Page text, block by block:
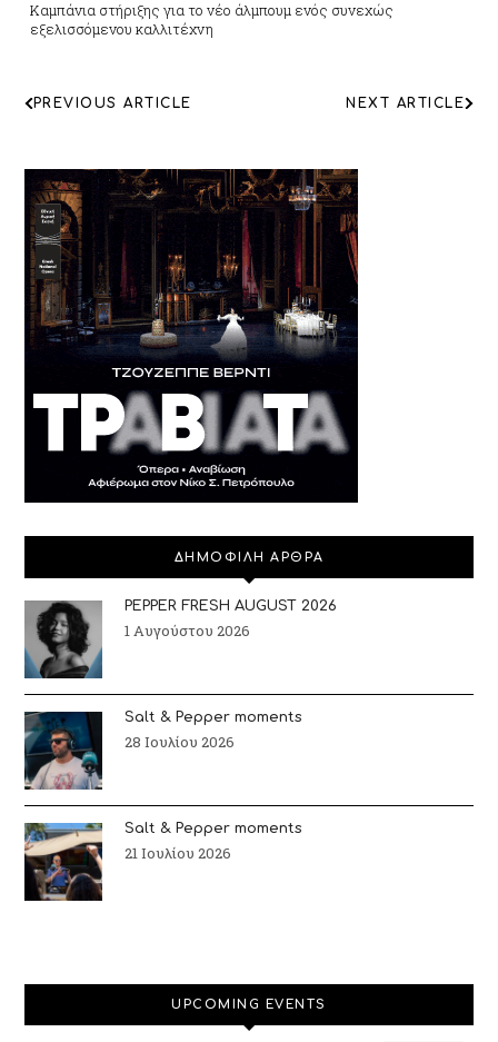
Καμπάνια στήριξης για το νέο άλμπουμ ενός συνεχώς
εξελισσόμενου καλλιτέχνη
ΠΛΟΗΓΗΣΗ
NEXT ARTICLE
PREVIOUS ARTICLE
ΔΗΜΟΦΙΛΗ ΑΡΘΡΑ
PEPPER FRESH AUGUST 2026
1 Αυγούστου 2026
Salt & Pepper moments
28 Ιουλίου 2026
Salt & Pepper moments
21 Ιουλίου 2026
UPCOMING EVENTS